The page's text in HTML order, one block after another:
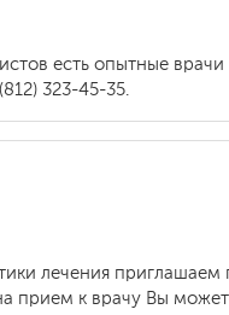
есть опытные врачи
323-45-35.
лечения
прием к врачу Вы